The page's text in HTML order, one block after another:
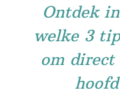
Ontdek
welke 3
om